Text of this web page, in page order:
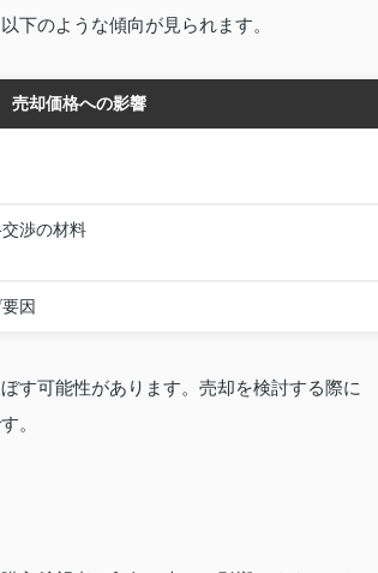
下のような傾向が見られます。
売却価格への影響
渉の材料
因
す可能性があります。売却を検討する際に
。